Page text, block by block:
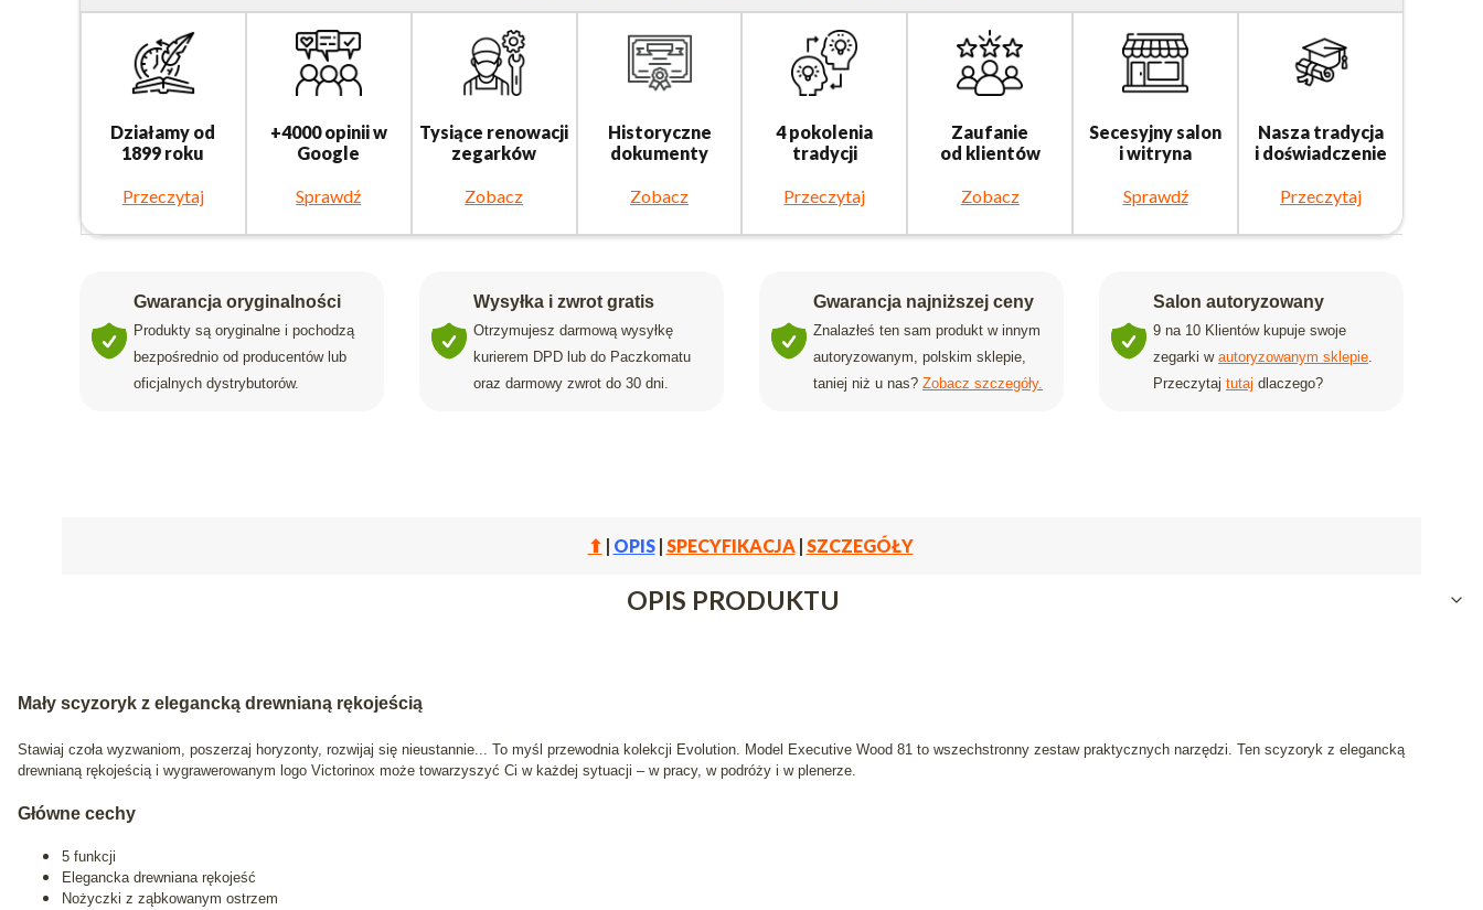
Działamy od
1899 roku
Przeczytaj
+4000 opinii w
Google
Sprawdź
Tysiące renowacji
zegarków
Zobacz
Historyczne
dokumenty
Zobacz
4 pokolenia
tradycji
Przeczytaj
Zaufanie
od klientów
Zobacz
Secesyjny salon
i witryna
Sprawdź
Nasza tradycja
i doświadczenie
Przeczytaj
Gwarancja oryginalności
Produkty są oryginalne i pochodzą
bezpośrednio od producentów lub
oficjalnych dystrybutorów.
Wysyłka i zwrot gratis
Otrzymujesz darmową wysyłkę
kurierem DPD lub do Paczkomatu
oraz darmowy zwrot do 30 dni.
Gwarancja najniższej ceny
Znalazłeś ten sam produkt w innym
autoryzowanym, polskim sklepie,
taniej niż u nas? Zobacz szczegóły.
Salon autoryzowany
9 na 10 Klientów kupuje swoje
zegarki w autoryzowanym sklepie.
Przeczytaj tutaj dlaczego?
⬆ | OPIS| SPECYFIKACJA| SZCZEGÓŁY
OPIS PRODUKTU
Mały scyzoryk z elegancką drewnianą rękojeścią
Stawiaj czoła wyzwaniom, poszerzaj horyzonty, rozwijaj się nieustannie... To myśl przewodnia kolekcji Evolution. Model Executive Wood 81 to wszechstronny zestaw praktycznych narzędzi. Ten scyzoryk z elegancką
drewnianą rękojeścią i wygrawerowanym logo Victorinox może towarzyszyć Ci w każdej sytuacji – w pracy, w podróży i w plenerze.
Główne cechy
5 funkcji
Elegancka drewniana rękojeść
Nożyczki z ząbkowanym ostrzem